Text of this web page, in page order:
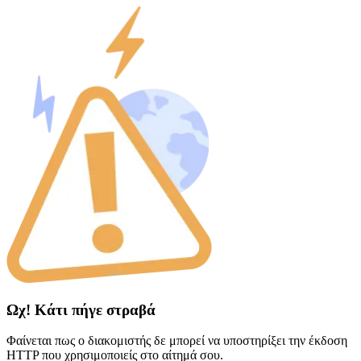
Ωχ! Κάτι πήγε στραβά
Φαίνεται πως ο διακομιστής δε μπορεί να υποστηρίξει την έκδοση
HTTP που χρησιμοποιείς στο αίτημά σου.